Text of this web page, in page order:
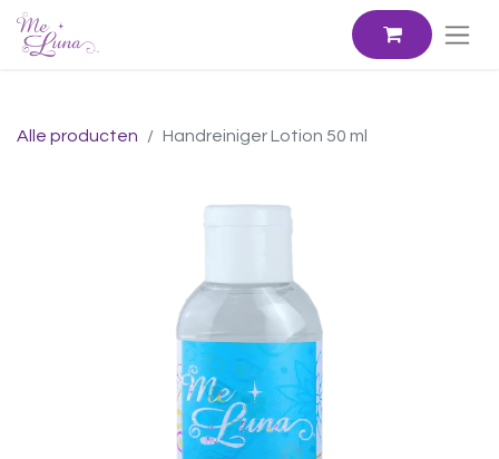
Alle producten Handreiniger Lotion 50 ml